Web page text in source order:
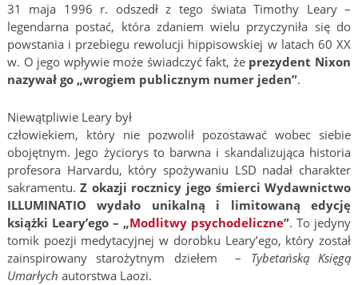
31 maja 1996 r. odszedł z tego świata Timothy Leary –
legendarna postać, która zdaniem wielu przyczyniła się do
powstania i przebiegu rewolucji hippisowskiej w latach 60 XX
w. O jego wpływie może świadczyć fakt, że prezydent Nixon
nazywał go „wrogiem publicznym numer jeden”.
Niewątpliwie Leary był
człowiekiem, który nie pozwolił pozostawać wobec siebie
obojętnym. Jego życiorys to barwna i skandalizująca historia
profesora Harvardu, który spożywaniu LSD nadał charakter
sakramentu.Z okazji rocznicy jego śmierci Wydawnictwo
ILLUMINATIO wydało unikalną i limitowaną edycję
książki Leary’ego – „Modlitwy psychodeliczne”. To jedyny
tomik poezji medytacyjnej w dorobku Leary’ego, który został
zainspirowany starożytnym dziełem – Tybetańską Księgą
Umarłych autorstwa Laozi.